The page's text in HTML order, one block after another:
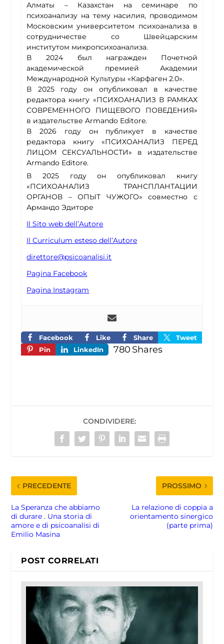
Алматы – Казахстан на семинаре по
психоанализу на тему насилия, проводимом
Московским университетом психоанализа в
сотрудничестве со Швейцарским
институтом микропсихоанализа.
В 2024 был награжден Почетной
академической премией Академии
Международной Культуры «Карфаген 2.0».
В 2025 году он опубликовал в качестве
редактора книгу «ПСИХОАНАЛИЗ В РАМКАХ
СОВРЕМЕННОГО ПИЩЕВОГО ПОВЕДЕНИЯ»
в издательстве Armando Editore.
В 2026 году он публикует в качестве
редактора книгу «ПСИХОАНАЛИЗ ПЕРЕД
ЛИЦОМ СЕКСУАЛЬНОСТИ» в издательстве
Armando Editore.
В 2025 году он опубликовал книгу
«ПСИХОАНАЛИЗ ТРАНСПЛАНТАЦИИ
ОРГАНОВ – ОПЫТ ЧУЖОГО» совместно с
Армандо Эдиторе
Il Sito web dell’Autore
Il Curriculum esteso dell’Autore
direttore@psicoanalisi.it
Pagina Facebook
Pagina Instagram
Facebook Like Share
Tweet
Pin
LinkedIn Shares
780
CONDIVIDERE:
PRECEDENTE
La Speranza che abbiamo
di durare . Una storia di
amore e di psicoanalisi di
Emilio Masina
PROSSIMO
La relazione di coppia a
orientamento sinergico
(parte prima)
POST CORRELATI